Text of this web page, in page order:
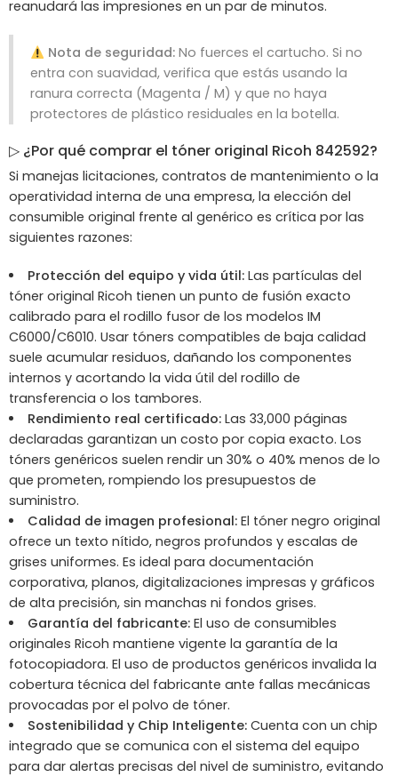
reanudará las impresiones en un par de minutos.
Nota de seguridad: No fuerces el cartucho. Si no
entra con suavidad, verifica que estás usando la
ranura correcta (Magenta / M) y que no haya
protectores de plástico residuales en la botella.
▷ ¿Por qué comprar el tóner original Ricoh 842592?
Si manejas licitaciones, contratos de mantenimiento o la
operatividad interna de una empresa, la elección del
consumible original frente al genérico es crítica por las
siguientes razones:
Protección del equipo y vida útil:Las partículas del
tóner original Ricoh tienen un punto de fusión exacto
calibrado para el rodillo fusor de los modelos IM
C6000/C6010. Usar tóners compatibles de baja calidad
suele acumular residuos, dañando los componentes
internos y acortando la vida útil del rodillo de
transferencia o los tambores.
Rendimiento real certificado:Las 33,000 páginas
declaradas garantizan un costo por copia exacto. Los
tóners genéricos suelen rendir un 30% o 40% menos de lo
que prometen, rompiendo los presupuestos de
suministro.
Calidad de imagen profesional:El tóner negro original
ofrece un texto nítido, negros profundos y escalas de
grises uniformes. Es ideal para documentación
corporativa, planos, digitalizaciones impresas y gráficos
de alta precisión, sin manchas ni fondos grises.
Garantía del fabricante:El uso de consumibles
originales Ricoh mantiene vigente la garantía de la
fotocopiadora. El uso de productos genéricos invalida la
cobertura técnica del fabricante ante fallas mecánicas
provocadas por el polvo de tóner.
Sostenibilidad y Chip Inteligente:Cuenta con un chip
integrado que se comunica con el sistema del equipo
para dar alertas precisas del nivel de suministro, evitando